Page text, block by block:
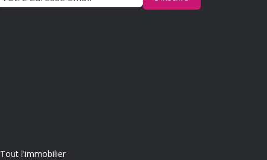
Tout l'immobilier